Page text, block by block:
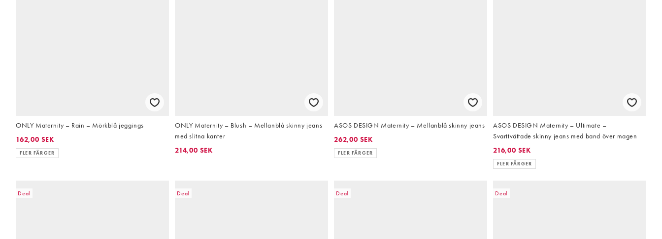
ONLY Maternity – Rain – Mörkblå jeggings
162,00 SEK
FLER FÄRGER
ONLY Maternity – Blush – Mellanblå skinny jeans
med slitna kanter
214,00 SEK
ASOS DESIGN Maternity – Mellanblå skinny jeans
262,00 SEK
FLER FÄRGER
ASOS DESIGN Maternity – Ultimate –
Svarttvättade skinny jeans med band över magen
216,00 SEK
FLER FÄRGER
Deal Deal Deal Deal